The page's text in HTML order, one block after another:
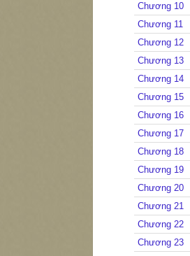
Chương 10
Chương 11
Chương 12
Chương 13
Chương 14
Chương 15
Chương 16
Chương 17
Chương 18
Chương 19
Chương 20
Chương 21
Chương 22
Chương 23